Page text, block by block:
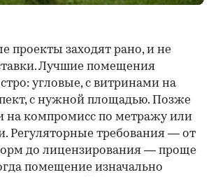
проекты заходят рано, и не
Лучшие помещения
угловые, с витринами на
с нужной площадью. Позже
на компромисс по метражу или
Регуляторные требования — от
до лицензирования — проще
помещение изначально